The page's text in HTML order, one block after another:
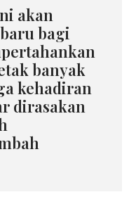
akan
bagi
banyak
kehadiran
dirasakan